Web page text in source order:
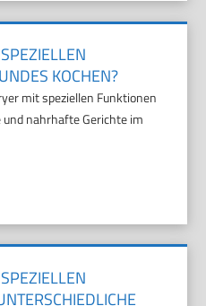
KOCHEN?
mit speziellen Funktionen
und nahrhafte Gerichte im